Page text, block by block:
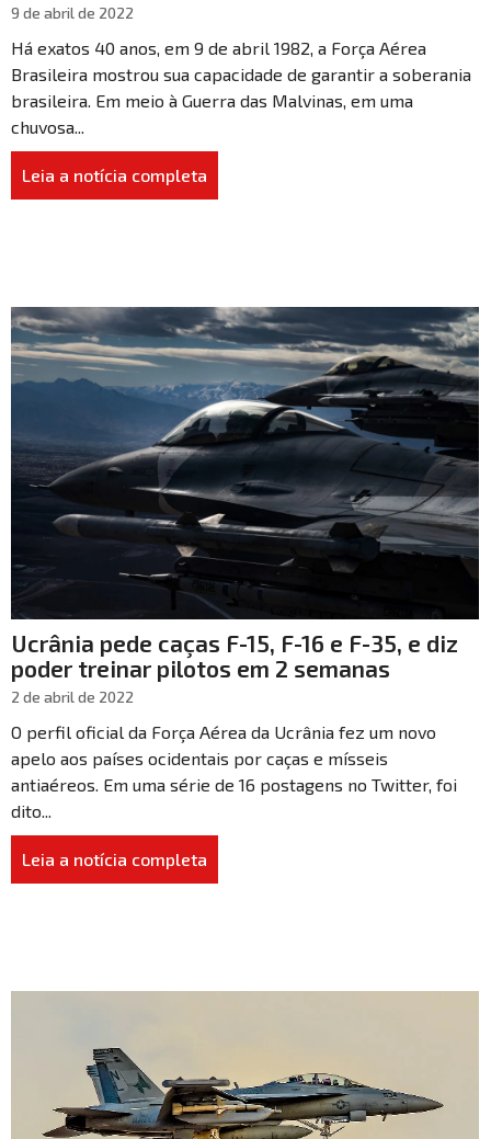
9 de abril de 2022
Há exatos 40 anos, em 9 de abril 1982, a Força Aérea
Brasileira mostrou sua capacidade de garantir a soberania
brasileira. Em meio à Guerra das Malvinas, em uma
chuvosa...
Leia a notícia completa
Ucrânia pede caças F-15, F-16 e F-35, e diz
poder treinar pilotos em 2 semanas
2 de abril de 2022
O perfil oficial da Força Aérea da Ucrânia fez um novo
apelo aos países ocidentais por caças e mísseis
antiaéreos. Em uma série de 16 postagens no Twitter, foi
dito...
Leia a notícia completa